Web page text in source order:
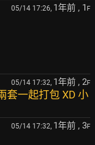
05/14 17:26, 1年前 , 1 F
05/14 17:32, 1年前 , 2F
套一起打包 XD 小
05/14 17:32, 1年前 , 3F